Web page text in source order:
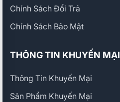
Chính Sách Đổi Trả
Chính Sách Bảo Mật
THÔNG TIN KHUYẾN MẠI
Thông Tin Khuyến Mại
Sản Phẩm Khuyến Mại